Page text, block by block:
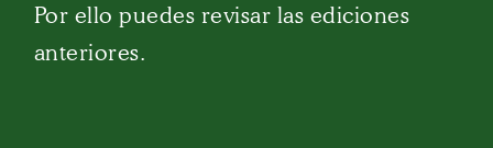
Por ello puedes revisar las ediciones
anteriores.